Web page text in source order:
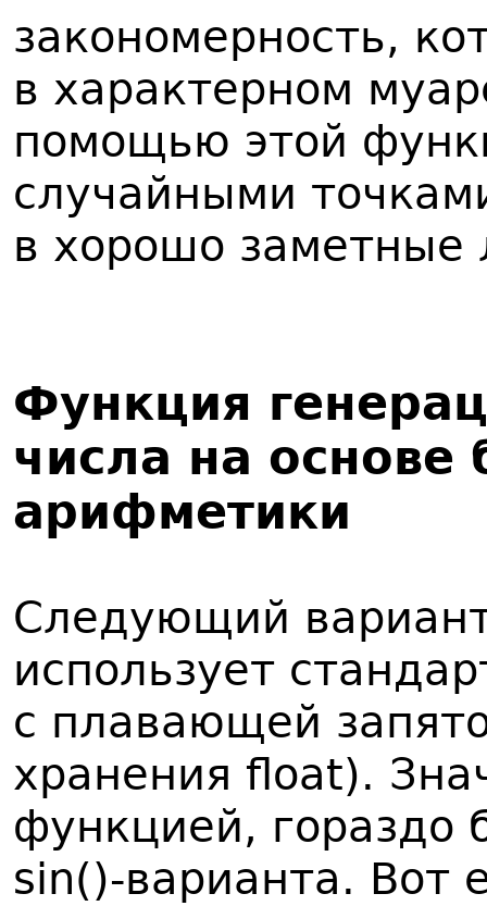
закономерность,
в характерном
помощью этой
случайными
в хорошо заметные
Функция
числа на основе
арифметики
Следующий
использует
с плавающей
хранения float).
функцией, гораздо
sin()-варианта. Вот